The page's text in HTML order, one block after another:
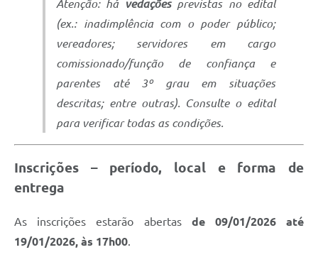
Atenção: há vedaçõesprevistas no edital
(ex.: inadimplência com o poder público;
vereadores; servidores em cargo
comissionado/função de confiança e
parentes até 3º grau em situações
descritas; entre outras). Consulte o edital
para verificar todas as condições.
Inscrições – período, local e forma de
entrega
As inscrições estarão abertas de 09/01/2026 até
19/01/2026, às 17h00.